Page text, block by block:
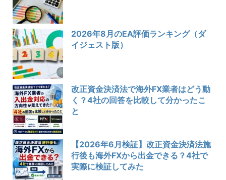
2026年8月のEA評価ランキング（ダ
イジェスト版）
改正資金決済法で海外FX業者はどう動
く？4社の回答を比較して分かったこ
と
【2026年6月検証】改正資金決済法施
行後も海外FXから出金できる？4社で
実際に検証してみた